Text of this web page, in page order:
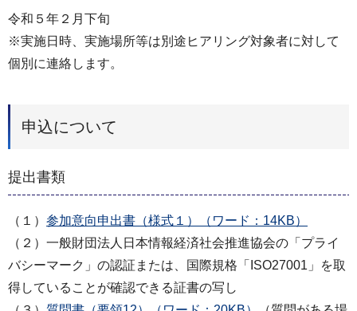
令和５年２月下旬
※実施日時、実施場所等は別途ヒアリング対象者に対して
個別に連絡します。
申込について
提出書類
（１） 参加意向申出書（様式１）（ワード：14KB）
（２）一般財団法人日本情報経済社会推進協会の「プライ
バシーマーク」の認証または、国際規格「ISO27001」を取
得していることが確認できる証書の写し